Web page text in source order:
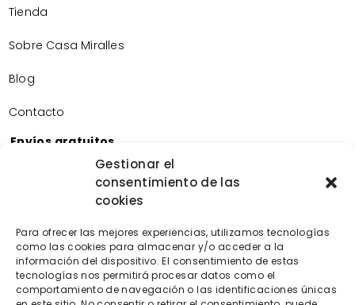
Gestionar el
consentimiento de las
cookies
Para ofrecer las mejores experiencias, utilizamos tecnologías
como las cookies para almacenar y/o acceder a la
información del dispositivo. El consentimiento de estas
tecnologías nos permitirá procesar datos como el
comportamiento de navegación o las identificaciones únicas
Tienda
Sobre Casa Miralles
Blog
Contacto
Envíos gratuitos
Envíos gratuitos por la compra de más de 60€.
Devoluciones gratuitas
Devoluciones gratuitas en nuestra tienda física.
Pago seguro
Tarjeta de crédito/débito.
Transferencia bancaria.
Bizum.